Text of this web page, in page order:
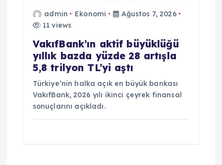
admin Ekonomi
Ağustos 7, 2026
11 views
VakıfBank’ın aktif büyüklüğü
yıllık bazda yüzde 28 artışla
5,8 trilyon TL’yi aştı
Türkiye’nin halka açık en büyük bankası
VakıfBank, 2026 yılı ikinci çeyrek finansal
sonuçlarını açıkladı.